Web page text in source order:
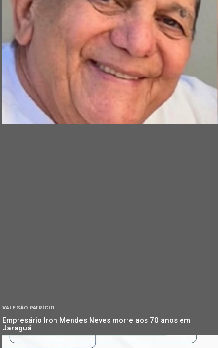
VALE SÃO PATRÍCIO
Empresário Iron Mendes Neves morre aos 70 anos em
Jaraguá